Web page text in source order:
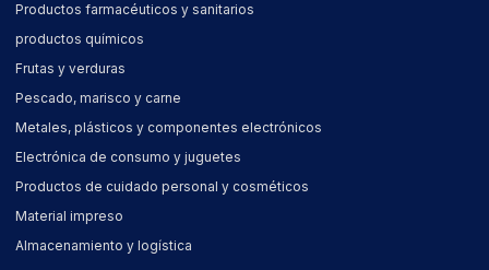
Productos farmacéuticos y sanitarios
productos químicos
Frutas y verduras
Pescado, marisco y carne
Metales, plásticos y componentes electrónicos
Electrónica de consumo y juguetes
Productos de cuidado personal y cosméticos
Material impreso
Almacenamiento y logística